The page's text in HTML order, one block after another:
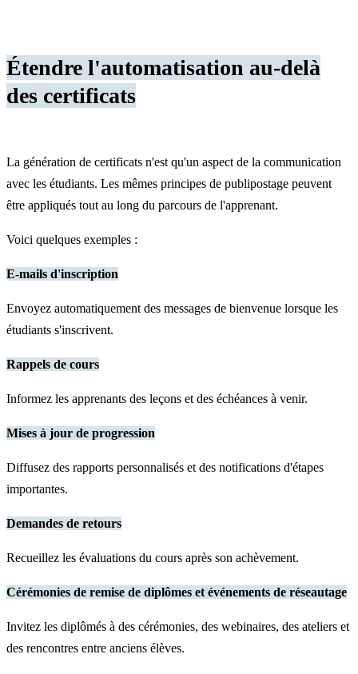
Étendre l'automatisation au-delà
des certificats
La génération de certificats n'est qu'un aspect de la communication
avec les étudiants. Les mêmes principes de publipostage peuvent
être appliqués tout au long du parcours de l'apprenant.
Voici quelques exemples :
E-mails d'inscription
Envoyez automatiquement des messages de bienvenue lorsque les
étudiants s'inscrivent.
Rappels de cours
Informez les apprenants des leçons et des échéances à venir.
Mises à jour de progression
Diffusez des rapports personnalisés et des notifications d'étapes
importantes.
Demandes de retours
Recueillez les évaluations du cours après son achèvement.
Cérémonies de remise de diplômes et événements de réseautage
Invitez les diplômés à des cérémonies, des webinaires, des ateliers et
des rencontres entre anciens élèves.